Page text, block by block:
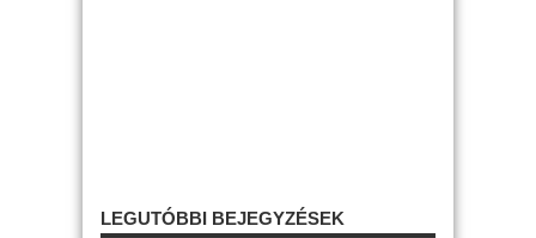
LEGUTÓBBI BEJEGYZÉSEK